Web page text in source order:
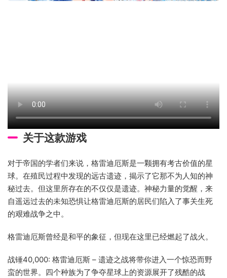
关于这款游戏
对于帝国的学者们来说，格雷迪厄斯是一颗拥有考古价值的星
球。在殖民过程中发现的远古遗迹，揭示了它那不为人知的神
秘过去。但这里所存在的不仅仅是遗迹。神秘力量的觉醒，来
自遥远过去的未知恐惧让格雷迪厄斯的居民们陷入了事关生死
的艰难战争之中。
格雷迪厄斯曾经是和平的象征，但现在这里已经燃起了战火。
战锤40,000: 格雷迪厄斯 – 遗迹之战将带你进入一个惊恐而野
蛮的世界。四个种族为了争夺星球上的资源展开了残酷的战